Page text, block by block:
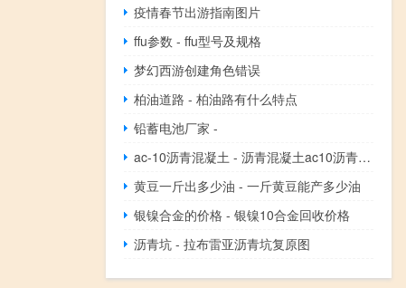
疫情春节出游指南图片
ffu参数 - ffu型号及规格
梦幻西游创建角色错误
柏油道路 - 柏油路有什么特点
铅蓄电池厂家 -
ac-10沥青混凝土 - 沥青混凝土ac10沥青含量
黄豆一斤出多少油 - 一斤黄豆能产多少油
银镍合金的价格 - 银镍10合金回收价格
沥青坑 - 拉布雷亚沥青坑复原图